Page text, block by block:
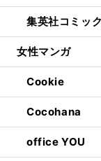
集英社コミッ
女性マンガ
Cookie
Cocohana
office YOU